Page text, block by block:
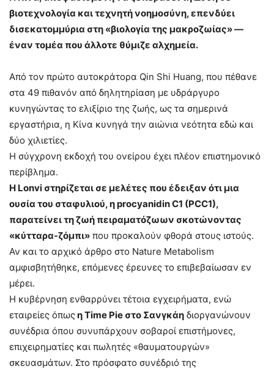
βιοτεχνολογία και τεχνητή νοημοσύνη, επενδύει
δισεκατομμύρια στη «βιολογία της μακροζωίας» —
έναν τομέα που άλλοτε θύμιζε αλχημεία.
Από τον πρώτο αυτοκράτορα Qin Shi Huang, που πέθανε
στα 49 πιθανόν από δηλητηρίαση με υδράργυρο
κυνηγώντας το ελιξίριο της ζωής, ως τα σημερινά
εργαστήρια, η Κίνα κυνηγά την αιώνια νεότητα εδώ και
δύο χιλιετίες.
Η σύγχρονη εκδοχή του ονείρου έχει πλέον επιστημονικό
περίβλημα.
Η Lonvi στηρίζεται σε μελέτες που έδειξαν ότι μια
ουσία του σταφυλιού, η procyanidin C1 (PCC1),
παρατείνει τη ζωή πειραματόζωων σκοτώνοντας
«κύτταρα-ζόμπι» που προκαλούν φθορά στους ιστούς.
Αν και το αρχικό άρθρο στο Nature Metabolism
αμφισβητήθηκε, επόμενες έρευνες το επιβεβαίωσαν εν
μέρει.
Η κυβέρνηση ενθαρρύνει τέτοια εγχειρήματα, ενώ
εταιρείες όπωςη Time Pie στο Σανγκάη διοργανώνουν
συνέδρια όπου συνυπάρχουν σοβαροί επιστήμονες,
επιχειρηματίες και πωλητές «θαυματουργών»
σκευασμάτων. Στο πρόσφατο συνέδριό της